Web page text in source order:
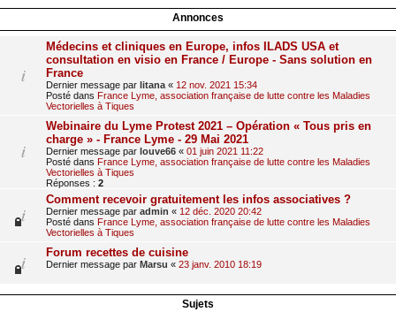
Annonces
Médecins et cliniques en Europe, infos ILADS USA et
consultation en visio en France / Europe - Sans solution en
France
Dernier message par litana « 12 nov. 2021 15:34
Posté dans France Lyme, association française de lutte contre les Maladies
Vectorielles à Tiques
Webinaire du Lyme Protest 2021 – Opération « Tous pris en
charge » - France Lyme - 29 Mai 2021
Dernier message par louve66 « 01 juin 2021 11:22
Posté dans France Lyme, association française de lutte contre les Maladies
Vectorielles à Tiques
Réponses : 2
Comment recevoir gratuitement les infos associatives ?
Dernier message par admin « 12 déc. 2020 20:42
Posté dans France Lyme, association française de lutte contre les Maladies
Vectorielles à Tiques
Forum recettes de cuisine
Dernier message par Marsu « 23 janv. 2010 18:19
Sujets